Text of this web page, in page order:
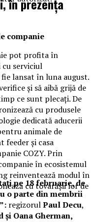
companie
pot profita în
serviciul
lansat în luna august.
și să aibă grijă de
ce sunt plecați. De
cu produsele
dedicată aducerii
animale de
feeder și casa
COZY. Prin
în ecosistemul
reinventează modul în
cu tovarășii lor de
în prezența
pe 18 februarie, de
o parte din membrii
regizorulPaul Decu,
și Oana Gherman,